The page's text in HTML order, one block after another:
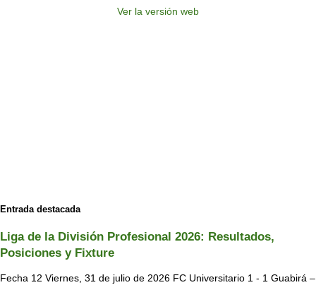
Ver la versión web
Entrada destacada
Liga de la División Profesional 2026: Resultados,
Posiciones y Fixture
Fecha 12 Viernes, 31 de julio de 2026 FC Universitario 1 - 1 Guabirá –